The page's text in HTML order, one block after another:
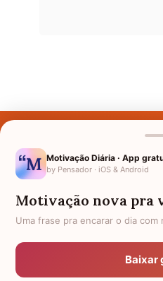
Nomes
Política de
Motivação Diária · App
by Pensador · iOS & Android
Motivação nova pra
Uma frase pra encarar o dia com
Baixar